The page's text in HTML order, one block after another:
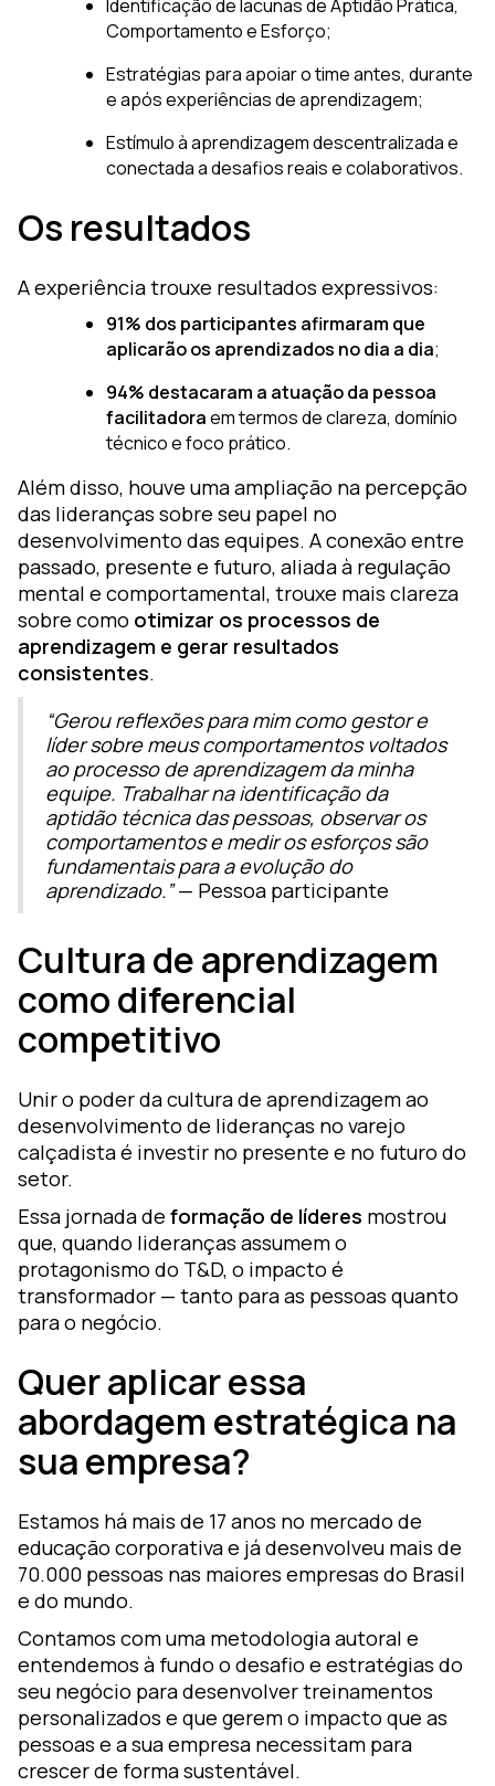
Identificação de lacunas de Aptidão Prática,
Comportamento e Esforço;
Estratégias para apoiar o time antes, durante
e após experiências de aprendizagem;
Estímulo à aprendizagem descentralizada e
conectada a desafios reais e colaborativos.
Os resultados
A experiência trouxe resultados expressivos:
91% dos participantes afirmaram que
aplicarão os aprendizados no dia a dia;
94% destacaram a atuação da pessoa
facilitadoraem termos de clareza, domínio
técnico e foco prático.
Além disso, houve uma ampliação na percepção
das lideranças sobre seu papel no
desenvolvimento das equipes. A conexão entre
passado, presente e futuro, aliada à regulação
mental e comportamental, trouxe mais clareza
sobre como otimizar os processos de
aprendizagem e gerar resultados
consistentes.
“Gerou reflexões para mim como gestor e
líder sobre meus comportamentos voltados
ao processo de aprendizagem da minha
equipe. Trabalhar na identificação da
aptidão técnica das pessoas, observar os
comportamentos e medir os esforços são
fundamentais para a evolução do
aprendizado.”— Pessoa participante
Cultura de aprendizagem
como diferencial
competitivo
Unir o poder da cultura de aprendizagem ao
desenvolvimento de lideranças no varejo
calçadista é investir no presente e no futuro do
setor.
Essa jornada de formação de líderes mostrou
que, quando lideranças assumem o
protagonismo do T&D, o impacto é
transformador — tanto para as pessoas quanto
para o negócio.
Quer aplicar essa
abordagem estratégica na
sua empresa?
Estamos há mais de 17 anos no mercado de
educação corporativa e já desenvolveu mais de
70.000 pessoas nas maiores empresas do Brasil
e do mundo.
Contamos com uma metodologia autoral e
entendemos à fundo o desafio e estratégias do
seu negócio para desenvolver treinamentos
personalizados e que gerem o impacto que as
pessoas e a sua empresa necessitam para
crescer de forma sustentável.